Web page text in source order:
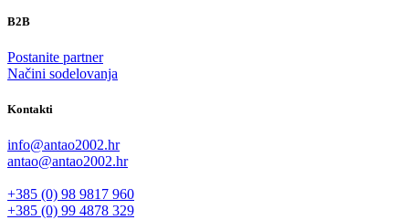
B2B
Postanite partner
Načini sodelovanja
Kontakti
info@antao2002.hr
antao@antao2002.hr
+385 (0) 98 9817 960
+385 (0) 99 4878 329